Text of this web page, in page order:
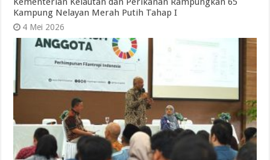
Kampung Nelayan Merah Putih Tahap I
4 Mei 2026